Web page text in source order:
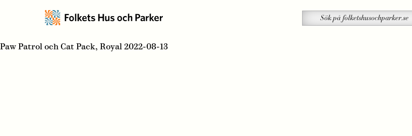
på
Sök
Paw Patrol och Cat Pack, Royal 2022-08-13